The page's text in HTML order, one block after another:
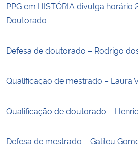
PPG em HISTÓRIA divulga
Doutorado
Defesa de doutorado – Rodrigo
Qualificação de mestrado – Laura
Qualificação de doutorado –
Defesa de mestrado – Galileu